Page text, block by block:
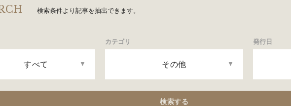
検索条件より記事を抽出できます。
すべて
カテゴリ
その他
発行日
検索する